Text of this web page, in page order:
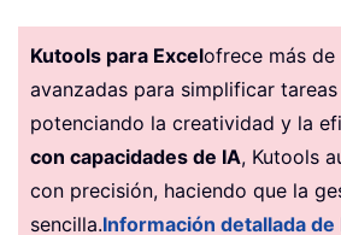
Kutools para Excelofrece más
avanzadas para simplificar
potenciando la creatividad y la
con capacidades de IA, Kutools
con precisión, haciendo que la
sencilla.Información detallada de